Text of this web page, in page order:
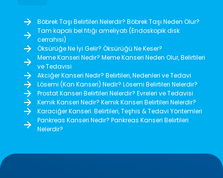
Böbrek Taşı Belirtileri Nelerdir? Böbrek Taşı Neden Olur?
Tam kapalı bel fıtığı ameliyatı (Endoskopik disk
cerrahisi)
Öksürüğe Ne İyi Gelir? Öksürüğü Ne Keser?
Meme Kanseri Nedir? Meme Kanseri Neden Olur, Belirtileri
ve Tedavisi
Akciğer Kanseri Nedir? Belirtileri, Nedenleri ve Tedavi
Lösemi (Kan Kanseri) Nedir? Lösemi Belirtileri Nelerdir?
Prostat Kanseri Belirtileri Nelerdir? Evreleri ve Tedavisi
Kemik Kanseri Nedir? Kemik Kanseri Belirtileri Nelerdir?
Karaciğer Kanseri: Belirtileri, Teşhis & Tedavi Yöntemleri
Pankreas Kanseri Nedir? Pankreas Kanseri Belirtileri
Nelerdir?